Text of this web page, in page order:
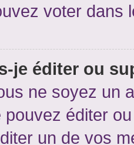
voter dans
je éditer ou
ne soyez un
éditer
un de vos